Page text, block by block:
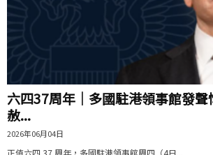
六四37周年｜多國駐港領事館發
赦...
2026年06月04日
正值六四 37 周年，多國駐港領事館周四（4日...